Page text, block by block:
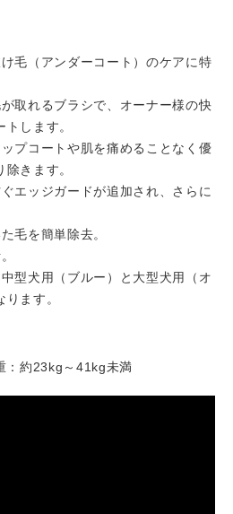
毛（アンダーコート）のケアに特
取れるブラシで、オーナー様の快
します。
プコートや肌を痛めることなく優
きます。
エッジガードが追加され、さらに
毛を簡単除去。
型犬用（ブルー）と大型犬用（オ
ます。
：約23kg～41kg未満